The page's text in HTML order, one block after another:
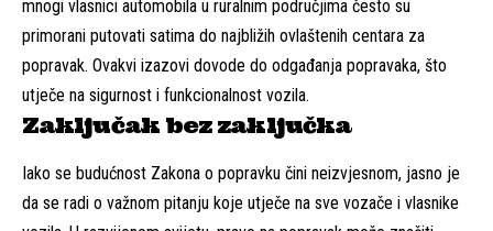
mnogi vlasnici automobila u ruralnim područjima često su
primorani putovati satima do najbližih ovlaštenih centara za
popravak. Ovakvi izazovi dovode do odgađanja popravaka, što
utječe na sigurnost i funkcionalnost vozila.
Zaključak bez zaključka
Iako se budućnost Zakona o popravku čini neizvjesnom, jasno je
da se radi o važnom pitanju koje utječe na sve vozače i vlasnike